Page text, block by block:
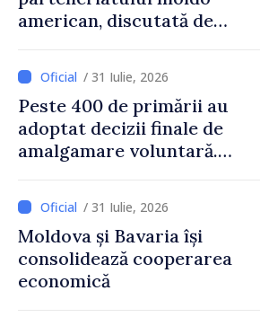
american, discutată de
și însărcinatul cu afaceri al
SUA, Nick Pietrowicz
/ 31 Iulie, 2026
Peste 400 de primării au
adoptat decizii finale de
amalgamare voluntară.
Guvernului, Alexei Buzu:
„85,5% dintre primării au
inițiat procesul. Le
mulțumim aleșilor locali
pentru că au pus pe primul
/ 31 Iulie, 2026
Moldova și Bavaria își
consolidează cooperarea
economică